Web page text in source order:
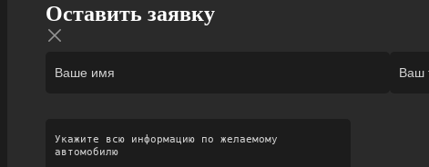
Оставить заявку